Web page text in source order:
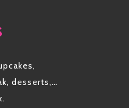
desserts,…